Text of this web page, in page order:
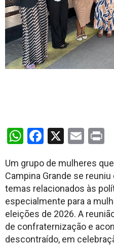
WhatsApp
Facebook
X Email
Um grupo de mulheres
Campina Grande se
temas relacionados às
especialmente para a
eleições de 2026. A
de confraternização e
descontraído, em